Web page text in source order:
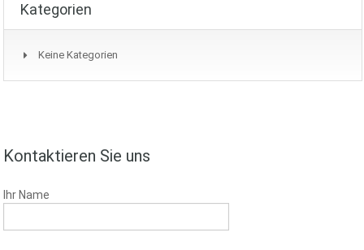
Kategorien
Keine Kategorien
Kontaktieren Sie uns
Ihr Name